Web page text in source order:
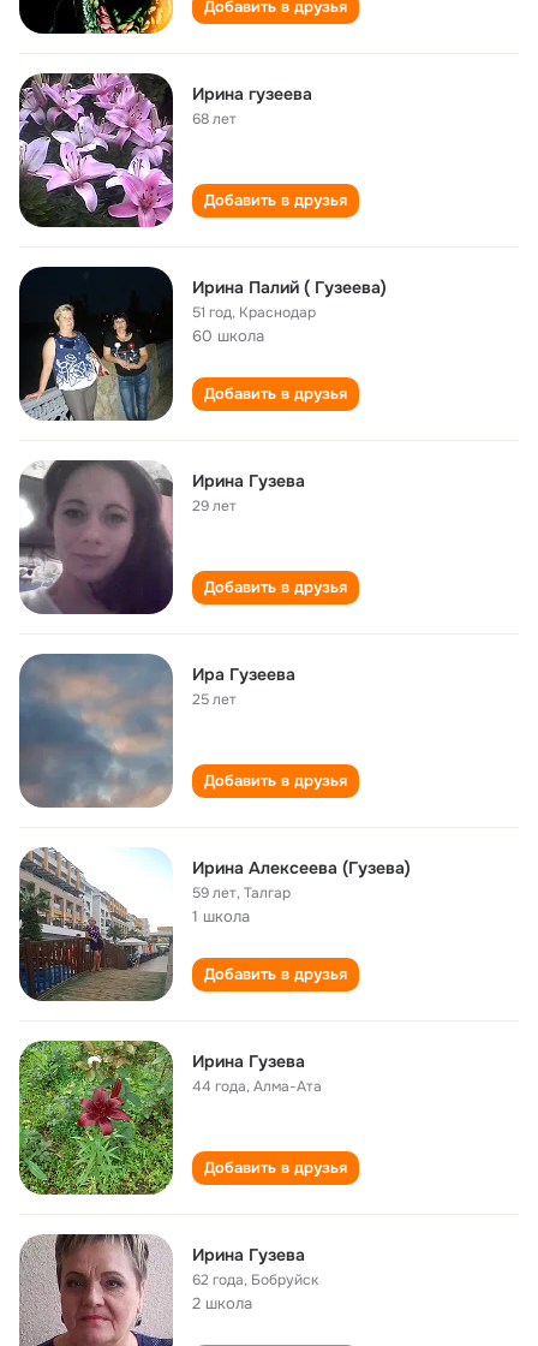
Добавить в друзья
Ирина гузеева
68 лет
Добавить в друзья
Ирина Палий ( Гузеева)
51 год, Краснодар
60 школа
Добавить в друзья
Ирина Гузева
29 лет
Добавить в друзья
Ира Гузеева
25 лет
Добавить в друзья
Ирина Алексеева (Гузева)
59 лет,Талгар
1 школа
Добавить в друзья
Ирина Гузева
44 года,Алма-Ата
Добавить в друзья
Ирина Гузева
62 года, Бобруйск
2 школа